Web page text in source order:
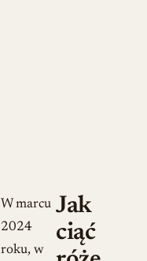
W marcu
2024
roku, w
Jak
ciąć